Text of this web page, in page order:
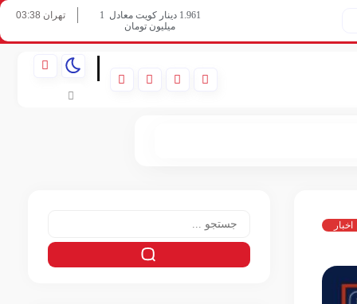
1.961 دینار کویت معادل
1
میلیون تومان
تهران 03:38
|
اخبار